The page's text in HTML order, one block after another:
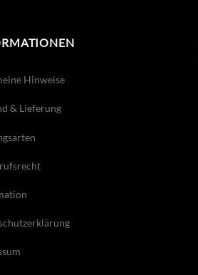
Hinweise
& Lieferung